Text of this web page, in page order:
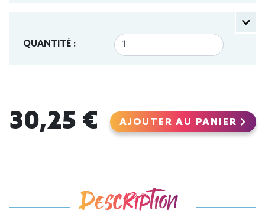
QUANTITÉ :
30,25 € AJOUTER AU PANIER
Description